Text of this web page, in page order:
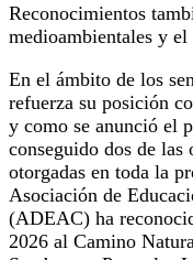
Reconocimientos
medioambientales y
En el ámbito de los
refuerza su posición
y como se anunció el
conseguido dos de
otorgadas en toda la
Asociación de
(ADEAC) ha
2026 al Camino